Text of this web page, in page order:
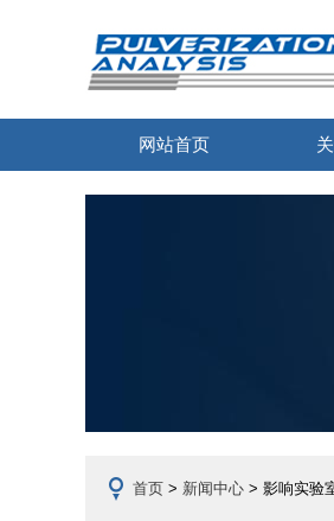
网站首页
首页 > 新闻中心 > 影响实验